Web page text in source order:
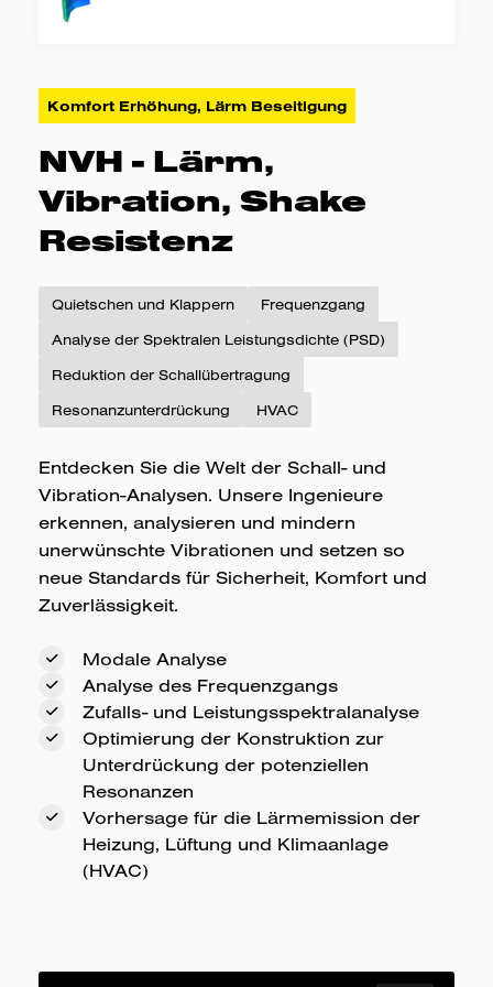
Schienenfahrzeugen aus Stahl
DVS 1608 - Entwerfen und
Schweissverbindungen in den
Schienenfahrzeugen aus
Aluminiumlegierungen
Komfort Erhöhung, Lärm Beseitigung
NVH - Lärm,
Vibration, Shake
Resistenz
Quietschen und Klappern
Frequenzgang
Analyse der Spektralen Leistungsdichte (PSD)
Reduktion der Schallübertragung
Resonanzunterdrückung
HVAC
Entdecken Sie die Welt der Schall- und
Vibration-Analysen. Unsere Ingenieure
erkennen, analysieren und mindern
unerwünschte Vibrationen und setzen so
neue Standards für Sicherheit, Komfort und
Zuverlässigkeit.
Modale Analyse
Analyse des Frequenzgangs
Zufalls- und Leistungsspektralanalyse
Optimierung der Konstruktion zur
Unterdrückung der potenziellen
Resonanzen
Vorhersage für die Lärmemission der
Heizung, Lüftung und Klimaanlage
(HVAC)